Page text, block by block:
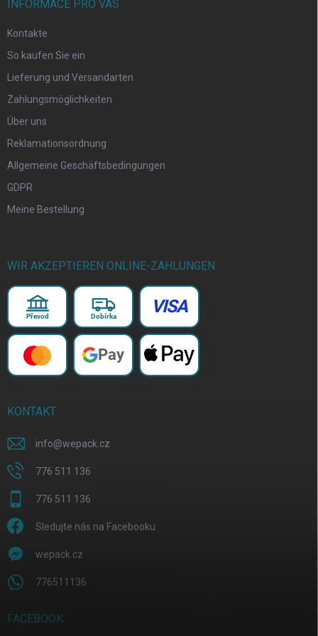
INFORMACE PRO VÁS
Kontakte
So kaufen Sie ein
Lieferung und Versandarten
Zahlungsmöglichkeiten
Über uns
Reklamationsordnung
Allgemeine Geschäftsbedingungen
GDPR
Meine Bestellung
WIR AKZEPTIEREN ONLINE-ZAHLUNGEN
Převod Dobírka VISA
Pay
KONTAKT
info@wepack.cz
776 511 136
776 511 136
Sledujte nás na Facebooku
wepack.cz
776511136
FACEBOOK